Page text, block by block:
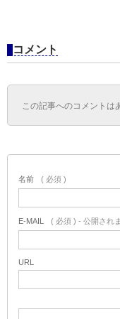
コメント
この記事へのコメントは
名前 ( 必須 )
E-MAIL ( 必須 ) - 公開され
URL